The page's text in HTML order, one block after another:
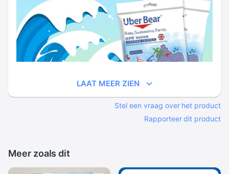
LAAT MEER ZIEN
Stel een vraag over het product
Rapporteer dit product
Meer zoals dit